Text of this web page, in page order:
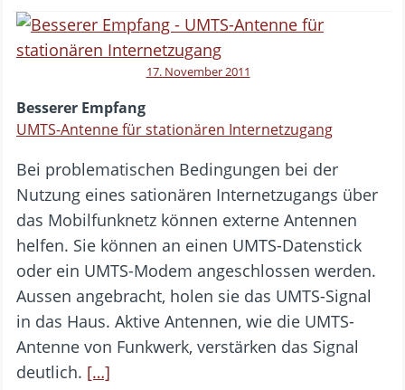
17. November 2011
Besserer Empfang
UMTS-Antenne für stationären Internetzugang
Bei problematischen Bedingungen bei der
Nutzung eines sationären Internetzugangs über
das Mobilfunknetz können externe Antennen
helfen. Sie können an einen UMTS-Datenstick
oder ein UMTS-Modem angeschlossen werden.
Aussen angebracht, holen sie das UMTS-Signal
in das Haus. Aktive Antennen, wie die UMTS-
Antenne von Funkwerk, verstärken das Signal
deutlich. […]